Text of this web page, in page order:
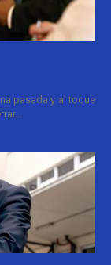
pasada y al toque